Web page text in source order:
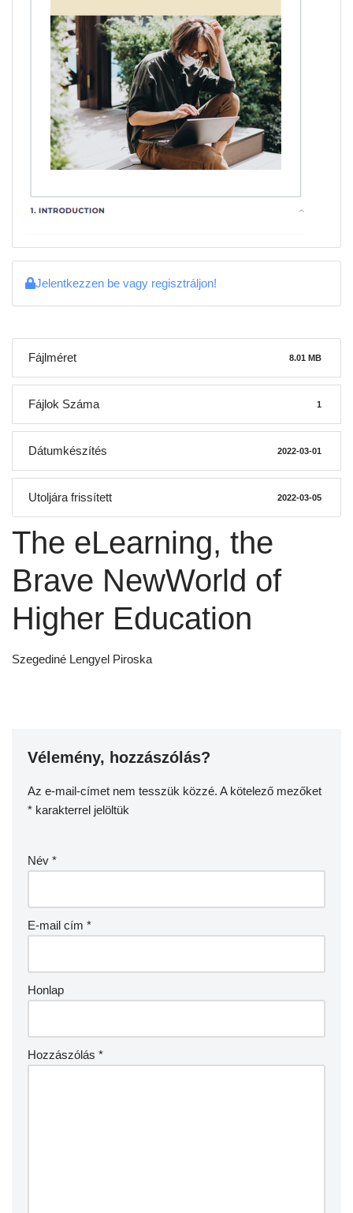
Jelentkezzen be vagy regisztráljon!
Fájlméret 8.01 MB
Fájlok Száma 1
Dátumkészítés 2022-03-01
Utoljára frissített 2022-03-05
The eLearning, the
Brave NewWorld of
Higher Education
Szegediné Lengyel Piroska
Vélemény, hozzászólás?
Az e-mail-címet nem tesszük közzé. A kötelező mezőket
* karakterrel jelöltük
Név *
E-mail cím *
Honlap
Hozzászólás *